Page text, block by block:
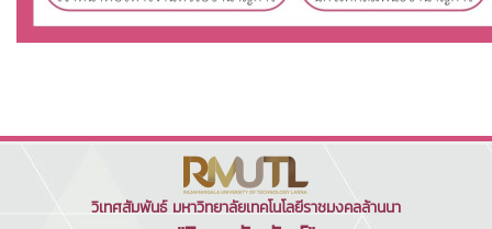
วิเทศสัมพันธ์ มหาวิทยาลัยเทคโนโลยีราชมงคลล้านนา